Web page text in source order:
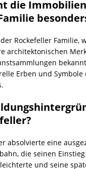
die
Rockefeller Familie,
architektonischen
Erben und Symbole
absolvierte eine
die seinen
und seine